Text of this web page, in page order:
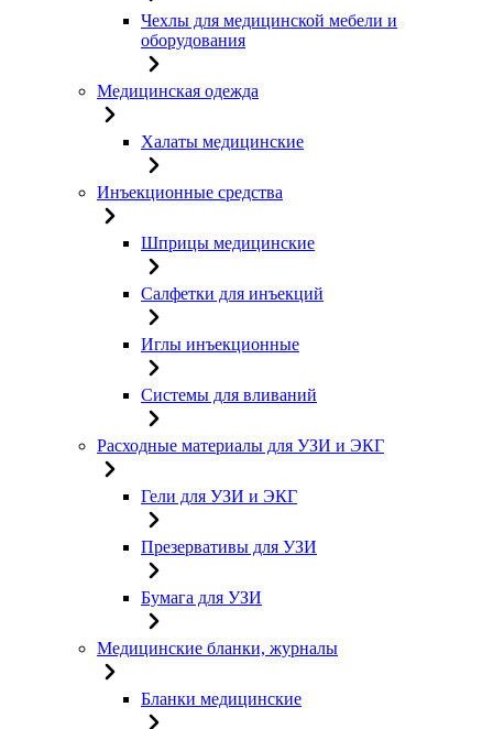
Чехлы для медицинской мебели и
оборудования
Медицинская одежда
Халаты медицинские
Инъекционные средства
Шприцы медицинские
Салфетки для инъекций
Иглы инъекционные
Системы для вливаний
Расходные материалы для УЗИ и ЭКГ
Гели для УЗИ и ЭКГ
Презервативы для УЗИ
Бумага для УЗИ
Медицинские бланки, журналы
Бланки медицинские